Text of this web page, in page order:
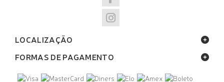
LOCALIZAÇÃO
FORMAS DE PAGAMENTO